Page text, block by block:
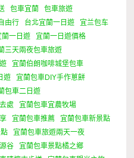
包車宜蘭
包車旅遊
由行 台北宜蘭一日遊
宜兰包车
蘭一日遊
宜蘭一日遊價格
三天兩夜包車旅遊
宜蘭伯朗咖啡城堡包車
遊
宜蘭包車DIY手作蔥餅
包車二日遊
處
宜蘭包車宜農牧場
宜蘭包車推薦
宜蘭包車新景點
宜蘭包車旅遊兩天一夜
谷
宜蘭包車景點橘之鄉